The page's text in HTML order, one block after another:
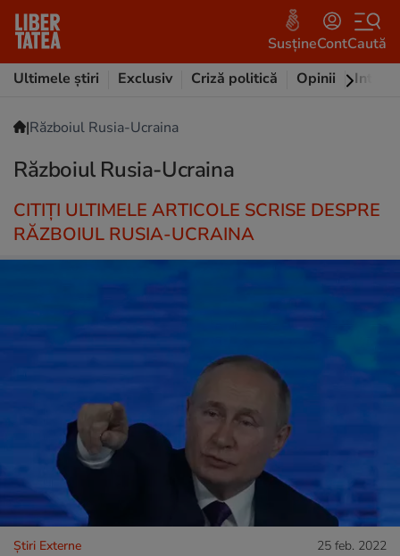
SusțineContCaută
Ultimele știri
Exclusiv Criză politică Opinii
|Războiul Rusia-Ucraina
Războiul Rusia-Ucraina
CITIȚI ULTIMELE ARTICOLE SCRISE DESPRE
RĂZBOIUL RUSIA-UCRAINA
Știri Externe 25 feb. 2022